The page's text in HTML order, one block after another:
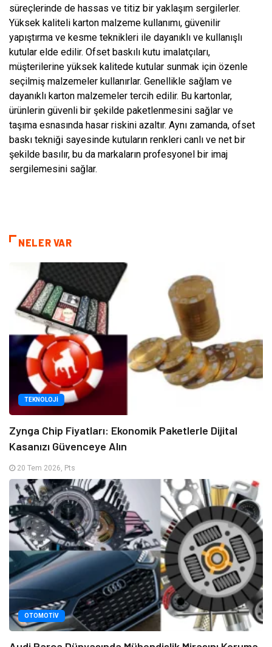
süreçlerinde de hassas ve titiz bir yaklaşım sergilerler.
Yüksek kaliteli karton malzeme kullanımı, güvenilir
yapıştırma ve kesme teknikleri ile dayanıklı ve kullanışlı
kutular elde edilir. Ofset baskılı kutu imalatçıları,
müşterilerine yüksek kalitede kutular sunmak için özenle
seçilmiş malzemeler kullanırlar. Genellikle sağlam ve
dayanıklı karton malzemeler tercih edilir. Bu kartonlar,
ürünlerin güvenli bir şekilde paketlenmesini sağlar ve
taşıma esnasında hasar riskini azaltır. Aynı zamanda, ofset
baskı tekniği sayesinde kutuların renkleri canlı ve net bir
şekilde basılır, bu da markaların profesyonel bir imaj
sergilemesini sağlar.
NELER VAR
TEKNOLOJI
Zynga Chip Fiyatları: Ekonomik Paketlerle Dijital
Kasanızı Güvenceye Alın
20 Tem 2026, Pts
OTOMOTIV